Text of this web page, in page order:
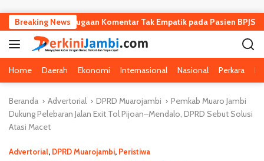
Breaking News
Terkait Dugaan Komentar Tak Empatik pada Pasien BPJS
Home Daerah Ekonomi Internasional Nasional Perkara
Beranda Advertorial DPRD Muarojambi
Pemkab Muaro Jambi
Dukung Pelebaran Jalan Exit Tol Pijoan–Mendalo, DPRD Sebut Solusi
Atasi Macet
Advertorial, DPRD Muarojambi, Peristiwa